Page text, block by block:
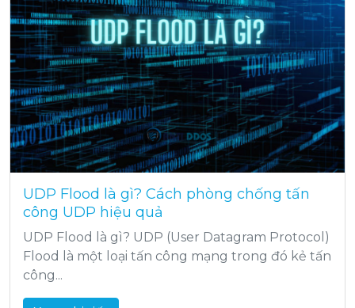
UDP Flood là gì? Cách phòng chống tấn
công UDP hiệu quả
UDP Flood là gì? UDP (User Datagram Protocol)
Flood là một loại tấn công mạng trong đó kẻ tấn
công...